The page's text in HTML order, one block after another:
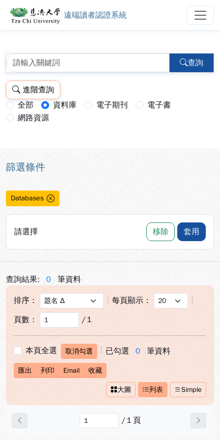
慈濟大學圖書館遠端讀者認證系統
遠端讀者認證系統
查詢
進階查詢
查詢模式：
全部 資料庫 電子期刊
電子書
網路資源
篩選條件
Databases
請選擇 移除 套用
查詢結果: 0 筆資料
排序：
每頁顯示：
頁數：
/ 1
本頁全選 取消勾選 已勾選 0 筆資料
匯出 列印 Email 收藏
大圖 列表 Simple
/ 1 頁